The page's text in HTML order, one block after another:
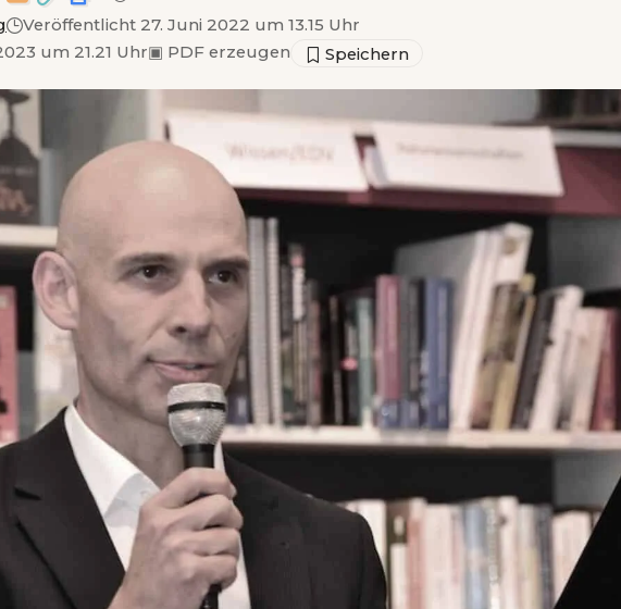
Veröffentlicht 27. Juni 2022 um 13.15 Uhr
um 21.21 Uhr▣ PDF erzeugen